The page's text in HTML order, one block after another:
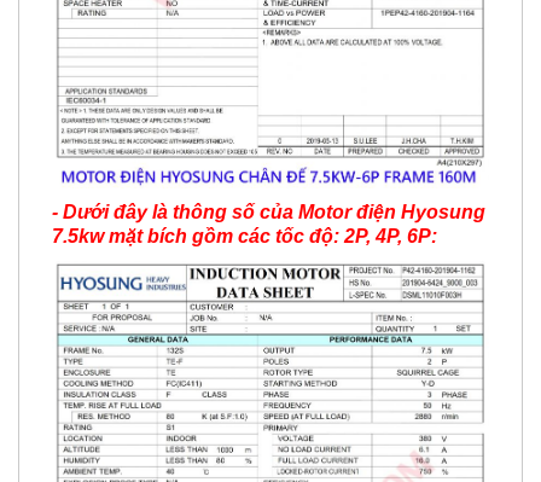
- Dưới đây là thông số của Motor điện Hyosung
7.5kw mặt bích gồm các tốc độ: 2P, 4P, 6P: